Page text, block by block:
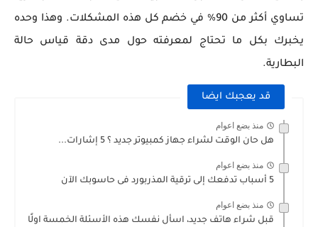
تساوي أكثر من 90% في خضم كل هذه المشكلات. وهذا وحده
يخبرك بكل ما تحتاج لمعرفته حول مدى دقة قياس حالة
البطارية.
قد يعجبك ايضا
منذ بضع اعوام
هل حان الوقت لشراء جهاز كمبيوتر جديد ؟ 5 إشارات...
منذ بضع اعوام
5 أسباب تدفعك إلى ترقية المذربورد فى حاسوبك الآن
منذ بضع اعوام
قبل شراء هاتف جديد، اسأل نفسك هذه الأسئلة الخمسة اولًا